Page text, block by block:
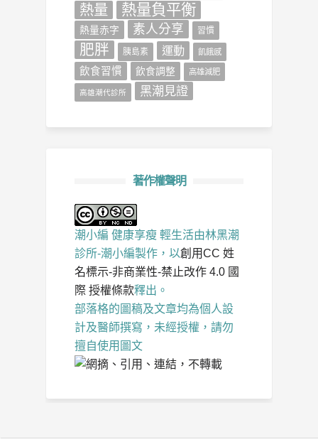
熱量 熱量負平衡
熱量赤字 素人分享 習慣
肥胖 胰島素 運動 飢餓感
飲食習慣 飲食調整 高雄減肥
高雄潮代診所 黑潮見證
著作權聲明
潮小編 健康享瘦 輕生活由林黑潮
診所-潮小編製作，以創用CC 姓
名標示-非商業性-禁止改作 4.0 國
際 授權條款釋出。
部落格的圖稿及文章均為個人設
計及醫師撰寫，未經授權，請勿
擅自使用圖文